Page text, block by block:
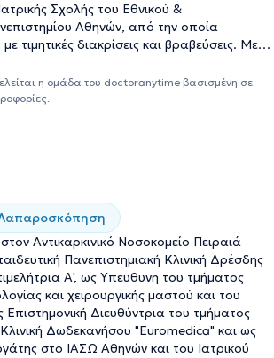
Σχολής του Εθνικού &
Αθηνών, από την οποία
τιμητικές διακρίσεις και βραβεύσεις. Με
μεταπτυχιακές σπουδές στη χειρουργική
Μinnesota και στο Νοσοκομείο Johns
Νοσοκομείο "Μεταξά" στον
το χρόνο της γενικής χειρουργικής. Στη
ειδίκευσή της στην προπαιδευτική
μαιευτικής και γυναικολογίας Δρέσδης,
επιτυχών εξετάσεων, τον γερμανικό
και γυναικολογίας. Yποειδικεύθηκε
γυναικολογική ογκολογία και
πλαστική χειρουργική του μαστού στην
μαιευτικής και γυναικολογίας του Παν.
κλινική μαιευτικής-γυναικολογίας
του Παν. Charite του Βερολίνου, στην
μαιευτικής- γυναικολογίας του
η ομάδα του doctoranytime βασισμένη σε
Αντικαρκινικό Νοσοκομείο Πειραιά
Πανεπιστημιακή Κλινική Δρέσδης
Α', ως Υπευθυνη του τμήματος
και χειρουργικής μαστού και του
Διευθύντρια του τμήματος
Δωδεκανήσου "Euromedica" και ως
στο ΙΑΣΩ Αθηνών και του Ιατρικού